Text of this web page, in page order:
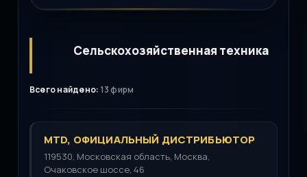
Сельскохозяйственная техника
Всего найдено: 13 фирм
MTD, ОФИЦИАЛЬНЫЙ ДИСТРИБЬЮТОР
119530, Московская область, Москва,
Очаковское шоссе, 46